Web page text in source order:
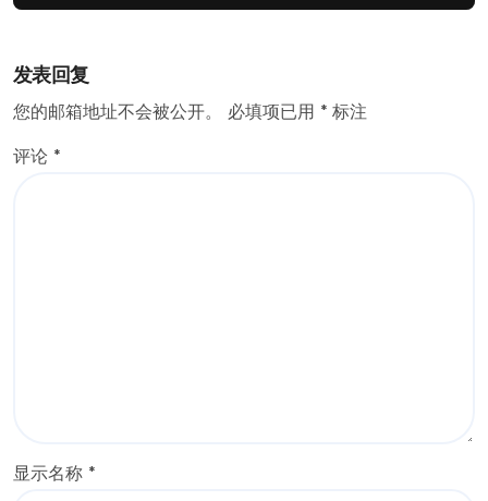
发表回复
您的邮箱地址不会被公开。 必填项已用 * 标注
评论 *
显示名称 *